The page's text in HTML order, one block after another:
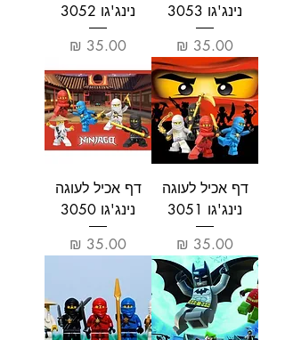
נינג'גו 3053
מחיר
נינג'גו 3052
מחיר
דף אכיל לעוגה
נינג'גו 3051
מחיר
דף אכיל לעוגה
נינג'גו 3050
מחיר